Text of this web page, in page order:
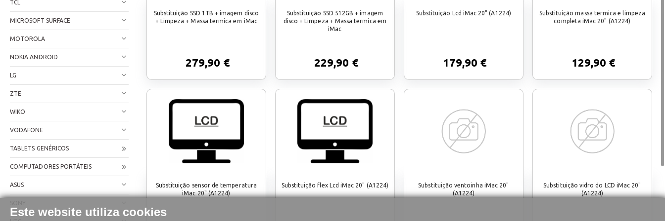
Este website utiliza cookies
TCL
MICROSOFT SURFACE
MOTOROLA
NOKIA ANDROID
LG
ZTE
WIKO
VODAFONE
TABLETS GENÉRICOS
COMPUTADORES PORTÁTEIS
ASUS
Substituição SSD 1TB + imagem disco
+ Limpeza + Massa termica em iMac
279,90 €
Substituição SSD 512GB + imagem
disco + Limpeza + Massa termica em
iMac
229,90 €
Substituição Lcd iMac 20" (A1224)
179,90 €
Substituição massa termica e limpeza
completa iMac 20" (A1224)
129,90 €
Substituição sensor de temperatura
iMac 20" (A1224)
Substituição flex Lcd iMac 20" (A1224)
Substituição ventoinha iMac 20"
(A1224)
Substituição vidro do LCD iMac 20"
(A1224)